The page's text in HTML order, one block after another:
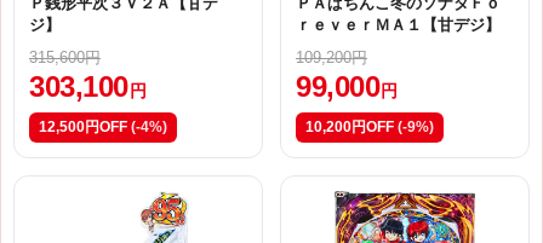
ジ】
315,600円
303,100 円
12,500円OFF (-4%)
ｒｅｖｅｒＭＡ１【甘デジ】
109,200円
99,000 円
10,200円OFF (-9%)